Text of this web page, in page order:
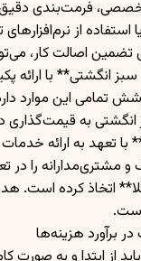
فرمت‌بندی
استفاده از
اصالت کار،
انگشتی** با ارائه
تمامی این موارد
به قیمت‌گذاری در
تعهد به ارائه خدمات
و مشتری‌مدارانه را
اتخاذ کرده است.
برآورد هزینه‌ها